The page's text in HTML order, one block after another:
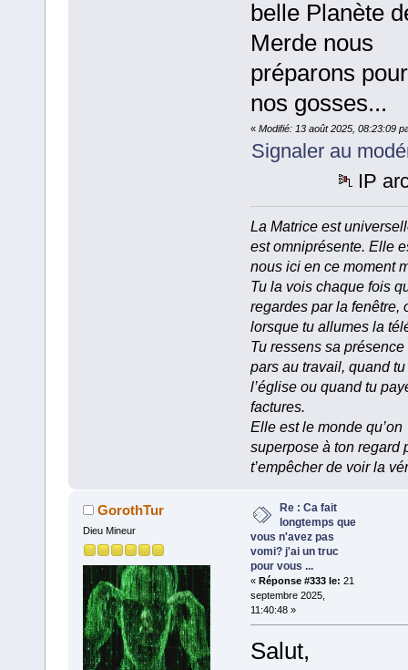
belle Planète
Merde nous
préparons pour
nos gosses...
« Modifié: 13 août 2025, 08:23:09
Signaler au
IP
La Matrice est
est omniprésente. Elle
nous ici en ce moment
Tu la vois chaque fois
regardes par la fenêtre,
lorsque tu allumes la
Tu ressens sa
pars au travail, quand
l’église ou quand tu
factures.
Elle est le monde qu’on
superpose à ton regard
t’empêcher de voir la
GorothTur
Dieu Mineur
Re : Ca fait
longtemps que
vous n'avez pas
vomi? j'ai un truc
pour vous ...
« Réponse #333 le: 21
septembre 2025,
11:40:48 »
Salut,